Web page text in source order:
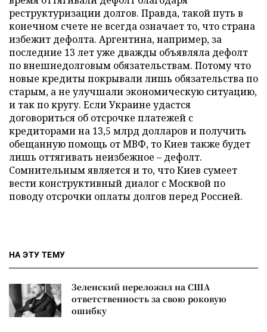
реструктуризации долгов. Правда, такой путь в
конечном счете не всегда означает то, что страна
избежит дефолта. Аргентина, например, за
последние 13 лет уже дважды объявляла дефолт
по внешнедолговым обязательствам. Потому что
новые кредиты покрывали лишь обязательства по
старым, а не улучшали экономическую ситуацию,
и так по кругу. Если Украине удастся
договориться об отсрочке платежей с
кредиторами на 13,5 млрд долларов и получить
обещанную помощь от МВФ, то Киев также будет
лишь оттягивать неизбежное – дефолт.
Сомнительным является и то, что Киев сумеет
вести конструктивный диалог с Москвой по
поводу отсрочки оплаты долгов перед Россией.
НА ЭТУ ТЕМУ
Зеленский переложил на США
ответственность за свою роковую
ошибку